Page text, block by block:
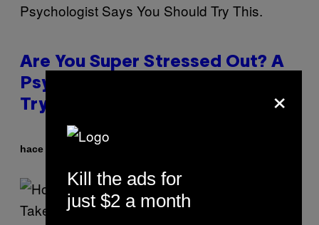
Are You Super Stressed Out? A
Psychologist Says You Should
Try This.
hace 14 minutos
×
Kill the ads for
just $2 a month